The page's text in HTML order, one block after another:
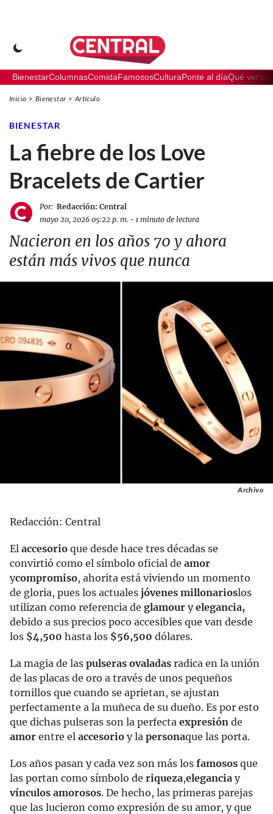
BienestarColumnasComidaFamososCulturaPonte al díaQué ver
Inicio Bienestar Artículo
BIENESTAR
La fiebre de los Love
Bracelets de Cartier
Por: Redacción: Central
mayo 20, 2026 05:22 p. m. • 1 minuto de lectura
Nacieron en los años 70 y ahora
están más vivos que nunca
Archivo
Redacción: Central
El accesorio que desde hace tres décadas se
convirtió como el símbolo oficial de amor
ycompromiso, ahorita está viviendo un momento
de gloria, pues los actuales jóvenes millonarioslos
utilizan como referencia de glamour yelegancia,
debido a sus precios poco accesibles que van desde
los $4,500 hasta los $56,500 dólares.
La magia de las pulseras ovaladas radica en la unión
de las placas de oro a través de unos pequeños
tornillos que cuando se aprietan, se ajustan
perfectamente a la muñeca de su dueño. Es por esto
que dichas pulseras son la perfecta expresión de
amor entre el accesorio y la personaque las porta.
Los años pasan y cada vez son más los famosos que
las portan como símbolo de riqueza,elegancia y
vínculos amorosos. De hecho, las primeras parejas
que las lucieron como expresión de su amor, y que